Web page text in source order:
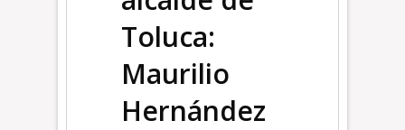
Toluca:
Maurilio
Hernández